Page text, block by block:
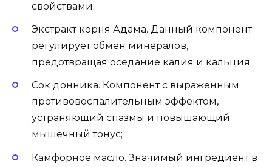
свойствами;
Экстракт корня Адама. Данный компонент
регулирует обмен минералов,
предотвращая оседание калия и кальция;
Сок донника. Компонент с выраженным
противовоспалительным эффектом,
устраняющий спазмы и повышающий
мышечный тонус;
Камфорное масло. Значимый ингредиент в